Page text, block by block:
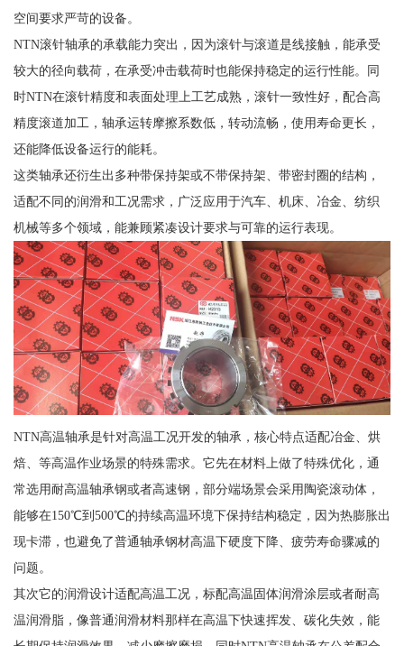
空间要求严苛的设备。
NTN滚针轴承的承载能力突出，因为滚针与滚道是线接触，能承受
较大的径向载荷，在承受冲击载荷时也能保持稳定的运行性能。同
时NTN在滚针精度和表面处理上工艺成熟，滚针一致性好，配合高
精度滚道加工，轴承运转摩擦系数低，转动流畅，使用寿命更长，
还能降低设备运行的能耗。
这类轴承还衍生出多种带保持架或不带保持架、带密封圈的结构，
适配不同的润滑和工况需求，广泛应用于汽车、机床、冶金、纺织
机械等多个领域，能兼顾紧凑设计要求与可靠的运行表现。
NTN高温轴承是针对高温工况开发的轴承，核心特点适配冶金、烘
焙、等高温作业场景的特殊需求。它先在材料上做了特殊优化，通
常选用耐高温轴承钢或者高速钢，部分端场景会采用陶瓷滚动体，
能够在150℃到500℃的持续高温环境下保持结构稳定，因为热膨胀出
现卡滞，也避免了普通轴承钢材高温下硬度下降、疲劳寿命骤减的
问题。
其次它的润滑设计适配高温工况，标配高温固体润滑涂层或者耐高
温润滑脂，像普通润滑材料那样在高温下快速挥发、碳化失效，能